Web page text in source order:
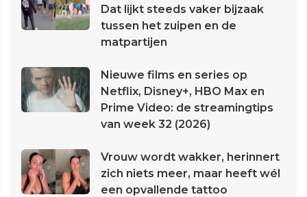
Dat lijkt steeds vaker bijzaak
tussen het zuipen en de
matpartijen
Nieuwe films en series op
Netflix, Disney+, HBO Max en
Prime Video: de streamingtips
van week 32 (2026)
Vrouw wordt wakker, herinnert
zich niets meer, maar heeft wél
een opvallende tattoo